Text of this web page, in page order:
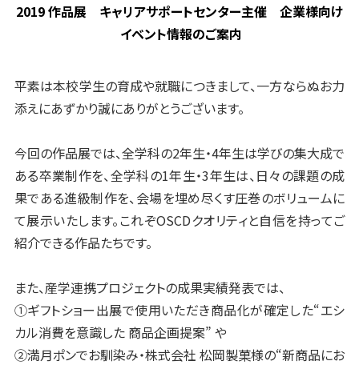
2019 作品展 キャリアサポートセンター主催 企業様向け
イベント情報のご案内
平素は本校学生の育成や就職につきまして、一方ならぬお力
添えにあずかり誠にありがとうございます。
今回の作品展では、全学科の2年生・4年生は学びの集大成で
ある卒業制作を、全学科の1年生・3年生は、日々の課題の成
果である進級制作を、会場を埋め尽くす圧巻のボリュームに
て展示いたします。これぞOSCDクオリティと自信を持ってご
紹介できる作品たちです。
また、産学連携プロジェクトの成果実績発表では、
①ギフトショー出展で使用いただき商品化が確定した“エシ
カル消費を意識した 商品企画提案” や
②満月ポンでお馴染み・株式会社 松岡製菓様の“新商品にお